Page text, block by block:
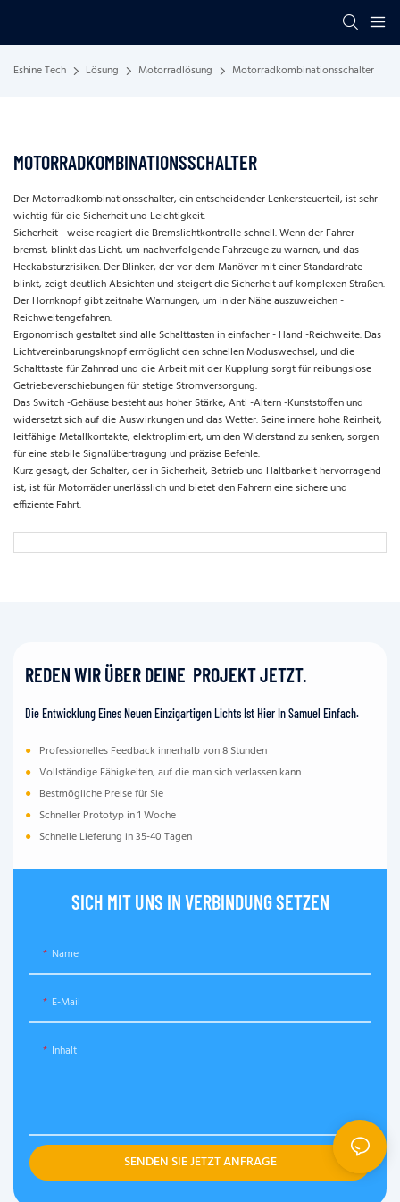
Eshine Tech Lösung Motorradlösung Motorradkombinationsschalter
MOTORRADKOMBINATIONSSCHALTER
Der Motorradkombinationsschalter, ein entscheidender Lenkersteuerteil, ist sehr
wichtig für die Sicherheit und Leichtigkeit.
Sicherheit - weise reagiert die Bremslichtkontrolle schnell. Wenn der Fahrer
bremst, blinkt das Licht, um nachverfolgende Fahrzeuge zu warnen, und das
Heckabsturzrisiken. Der Blinker, der vor dem Manöver mit einer Standardrate
blinkt, zeigt deutlich Absichten und steigert die Sicherheit auf komplexen Straßen.
Der Hornknopf gibt zeitnahe Warnungen, um in der Nähe auszuweichen -
Reichweitengefahren.
Ergonomisch gestaltet sind alle Schalttasten in einfacher - Hand -Reichweite. Das
Lichtvereinbarungsknopf ermöglicht den schnellen Moduswechsel, und die
Schalttaste für Zahnrad und die Arbeit mit der Kupplung sorgt für reibungslose
Getriebeverschiebungen für stetige Stromversorgung.
Das Switch -Gehäuse besteht aus hoher Stärke, Anti -Altern -Kunststoffen und
widersetzt sich auf die Auswirkungen und das Wetter. Seine innere hohe Reinheit,
leitfähige Metallkontakte, elektroplimiert, um den Widerstand zu senken, sorgen
für eine stabile Signalübertragung und präzise Befehle.
Kurz gesagt, der Schalter, der in Sicherheit, Betrieb und Haltbarkeit hervorragend
ist, ist für Motorräder unerlässlich und bietet den Fahrern eine sichere und
effiziente Fahrt.
REDEN WIR ÜBER DEINE PROJEKT JETZT.
Die Entwicklung Eines Neuen Einzigartigen Lichts Ist Hier In Samuel Einfach.
● Professionelles Feedback innerhalb von 8 Stunden
● Vollständige Fähigkeiten, auf die man sich verlassen kann
● Bestmögliche Preise für Sie
● Schneller Prototyp in 1 Woche
● Schnelle Lieferung in 35-40 Tagen
SICH MIT UNS IN VERBINDUNG SETZEN
Name
E-Mail
Inhalt
SENDEN SIE JETZT ANFRAGE